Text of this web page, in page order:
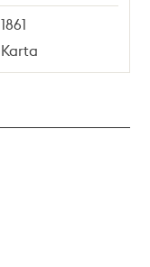
1861
Karta